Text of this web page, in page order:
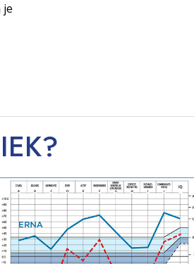
je